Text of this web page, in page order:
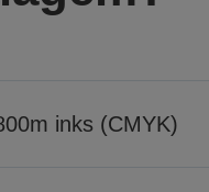
inks (CMYK)